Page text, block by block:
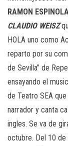
RAMON
CLAUDIO WEISZ
HOLA uno como
reparto por su
de Sevilla” de
ensayando el
de Teatro SEA
narrador y canta
ingles. Se va de
octubre. Del 10